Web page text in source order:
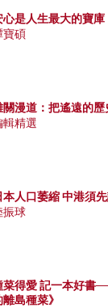
心是人生最大的寶庫
寶碩
關漫道：把遙遠的歷
輯精選
本人口萎縮 中港須
振球
菜得愛 記一本好書
離島種菜》